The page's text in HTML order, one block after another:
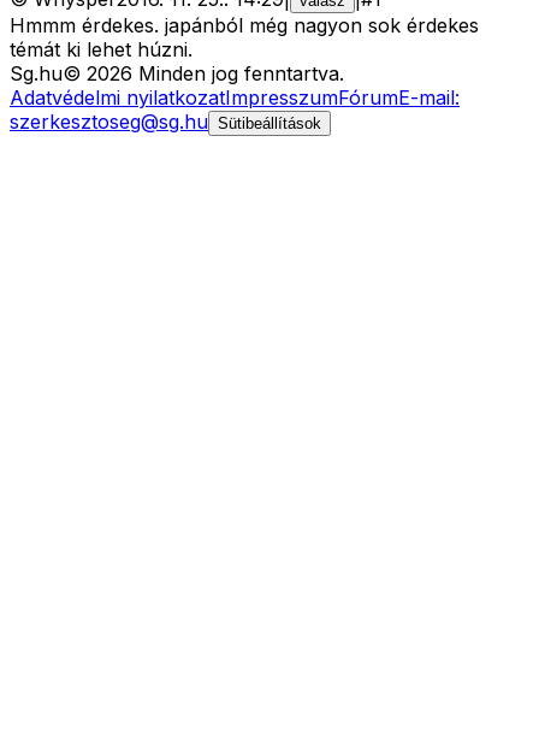
Hmmm érdekes. japánból még nagyon sok érdekes
témát ki lehet húzni.
Sg.hu© 2026 Minden jog fenntartva.
Adatvédelmi nyilatkozatImpresszumFórumE-mail:
szerkesztoseg@sg.hu Sütibeállítások